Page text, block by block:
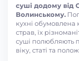
суші додому від
Волинському.
кухні
страв, їх
суші полюбляють
віку, статі та